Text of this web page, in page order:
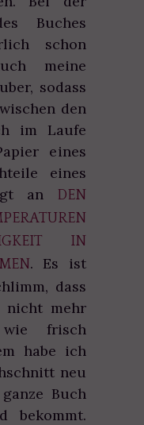
Buches
schon
meine
sodass
den
im Laufe
eines
eines
an
DEN
IN
. Es ist
dass
nicht mehr
frisch
habe ich
neu
Buch
bekommt.